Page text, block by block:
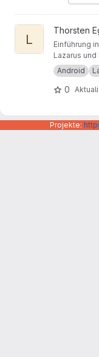
Projekt lamw
L
Thorsten
Einführung
Lazarus
Android
0
Projekte: